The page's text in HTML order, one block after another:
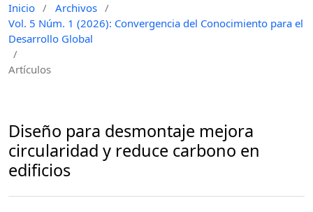
Inicio / Archivos /
Vol. 5 Núm. 1 (2026): Convergencia del Conocimiento para el
Desarrollo Global
/
Artículos
Diseño para desmontaje mejora
circularidad y reduce carbono en
edificios